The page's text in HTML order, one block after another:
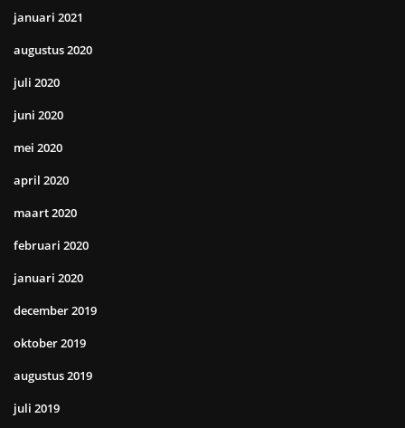
januari 2021
augustus 2020
juli 2020
juni 2020
mei 2020
april 2020
maart 2020
februari 2020
januari 2020
december 2019
oktober 2019
augustus 2019
juli 2019